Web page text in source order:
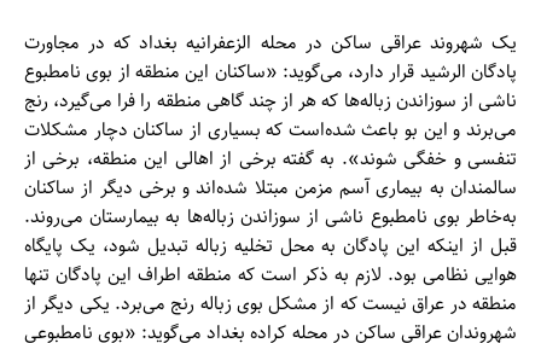
یک شهروند عراقی ساکن در محله الزعفرانیه بغداد که در مجاورت
پادگان الرشید قرار دارد، می‌گوید: «ساکنان این منطقه از بوی نامطبوع
ناشی از سوزاندن زباله‌ها که هر از چند گاهی منطقه را فرا می‌گیرد، رنج
می‌برند و این بو باعث شده‌است که بسیاری از ساکنان دچار مشکلات
تنفسی و خفگی شوند». به گفته برخی از اهالی این منطقه، برخی از
سالمندان به بیماری آسم مزمن مبتلا شده‌اند و برخی دیگر از ساکنان
به‌خاطر بوی نامطبوع ناشی از سوزاندن زباله‌ها به بیمارستان می‌روند.
قبل از اینکه این پادگان به محل تخلیه زباله تبدیل شود، یک پایگاه
هوایی نظامی بود. لازم به ذکر است که منطقه اطراف این پادگان تنها
منطقه در عراق نیست که از مشکل بوی زباله رنج می‌برد. یکی دیگر از
شهروندان عراقی ساکن در محله کراده بغداد می‌گوید: «بوی نامطبوعی